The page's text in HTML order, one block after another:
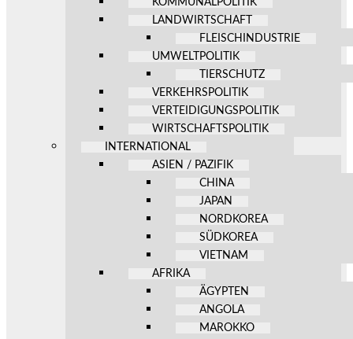
LANDWIRTSCHAFT
FLEISCHINDUSTRIE
UMWELTPOLITIK
TIERSCHUTZ
VERKEHRSPOLITIK
VERTEIDIGUNGSPOLITIK
WIRTSCHAFTSPOLITIK
INTERNATIONAL
ASIEN / PAZIFIK
CHINA
JAPAN
NORDKOREA
SÜDKOREA
VIETNAM
AFRIKA
ÄGYPTEN
ANGOLA
MAROKKO